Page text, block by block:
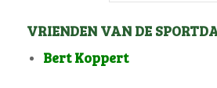
VRIENDEN VAN DE
Bert Koppert
Stal Hattrick – Gebr.